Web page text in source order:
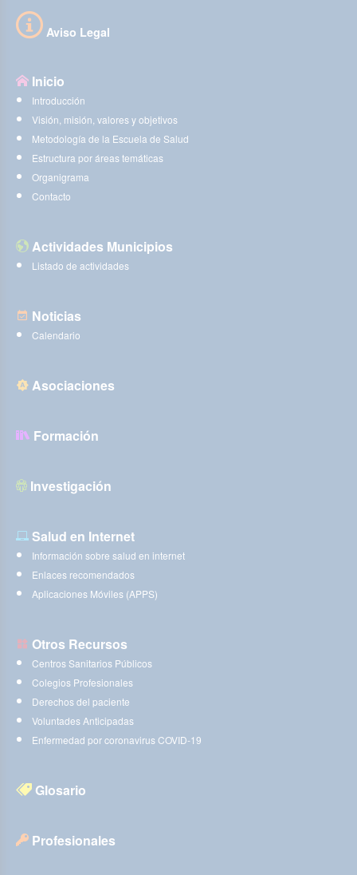
Aviso Legal
Inicio
Introducción
Visión, misión, valores y objetivos
Metodología de la Escuela de Salud
Estructura por áreas temáticas
Organigrama
Contacto
Actividades Municipios
Listado de actividades
Noticias
Calendario
Asociaciones
Formación
Investigación
Salud en Internet
Información sobre salud en internet
Enlaces recomendados
Aplicaciones Móviles (APPS)
Otros Recursos
Centros Sanitarios Públicos
Colegios Profesionales
Derechos del paciente
Voluntades Anticipadas
Enfermedad por coronavirus COVID-19
Glosario
Profesionales